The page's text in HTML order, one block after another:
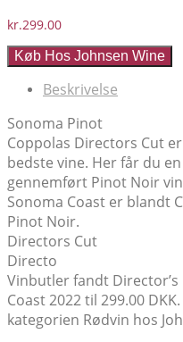
kr.299.00
Køb Hos Johnsen Wine
Beskrivelse
Sonoma Pinot
Coppolas Directors Cut
bedste vine. Her får du
gennemført Pinot Noir
Sonoma Coast er blandt
Pinot Noir.
Directors Cut
Directo
Vinbutler fandt
Coast 2022 til 299.00
kategorien Rødvin hos